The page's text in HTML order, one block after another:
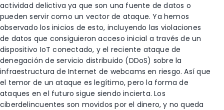
actividad delictiva ya que son una fuente de datos o
pueden servir como un vector de ataque. Ya hemos
observado los inicios de esto, incluyendo las violaciones
de datos que consiguieron acceso inicial a través de un
dispositivo IoT conectado, y el reciente ataque de
denegación de servicio distribuido (DDoS) sobre la
infraestructura de Internet de webcams en riesgo. Así que
el temor de un ataque es legítimo, pero la forma de
ataques en el futuro sigue siendo incierta. Los
ciberdelincuentes son movidos por el dinero, y no queda